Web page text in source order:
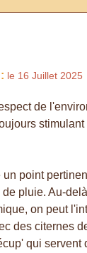
le 16 Juillet 2025
de
stimulant
point
pluie. Au-
on peut
des citernes
qui servent